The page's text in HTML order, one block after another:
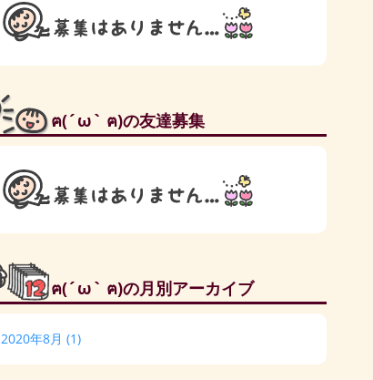
ฅ(´ω` ฅ)の友達募集
ฅ(´ω` ฅ)の月別アーカイブ
2020年8月 (1)